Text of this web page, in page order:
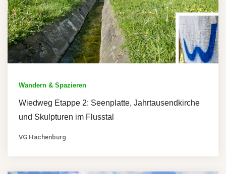
Wandern & Spazieren
Wiedweg Etappe 2: Seenplatte, Jahrtausendkirche
und Skulpturen im Flusstal
VG Hachenburg